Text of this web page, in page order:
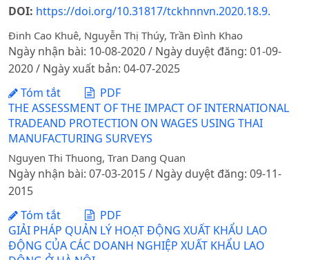
DOI: https://doi.org/10.31817/tckhnnvn.2020.18.9.
Đinh Cao Khuê, Nguyễn Thị Thúy, Trần Đình Khao
Ngày nhận bài: 10-08-2020 / Ngày duyệt đăng: 01-09-
2020 / Ngày xuất bản: 04-07-2025
Tóm tắt
PDF
THE ASSESSMENT OF THE IMPACT OF INTERNATIONAL
TRADEAND PROTECTION ON WAGES USING THAI
MANUFACTURING SURVEYS
Nguyen Thi Thuong, Tran Dang Quan
Ngày nhận bài: 07-03-2015 / Ngày duyệt đăng: 09-11-
2015
Tóm tắt
PDF
GIẢI PHÁP QUẢN LÝ HOẠT ĐỘNG XUẤT KHẨU LAO
ĐỘNG CỦA CÁC DOANH NGHIỆP XUẤT KHẨU LAO